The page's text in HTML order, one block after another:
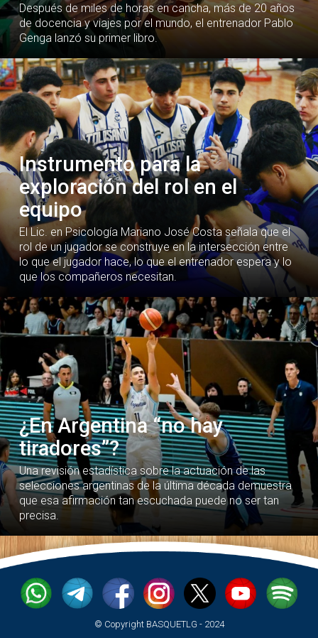
Después de miles de horas en cancha, más de 20 años
de docencia y viajes por el mundo, el entrenador Pablo
Genga lanzó su primer libro.
Instrumento para la
exploración del rol en el
equipo
El Lic. en Psicología Mariano José Costa señala que el
rol de un jugador se construye en la intersección entre
lo que el jugador hace, lo que el entrenador espera y lo
que los compañeros necesitan.
¿En Argentina “no hay
tiradores”?
Una revisión estadística sobre la actuación de las
selecciones argentinas de la última década demuestra
que esa afirmación tan escuchada puede no ser tan
precisa.
© Copyright BASQUETLG - 2024